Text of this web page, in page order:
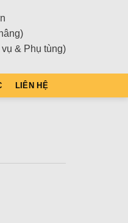
& Phụ tùng)
LIÊN HỆ